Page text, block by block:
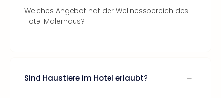
Welches Angebot hat der Wellnessbereich des
Hotel Malerhaus?
Sind Haustiere im Hotel erlaubt?